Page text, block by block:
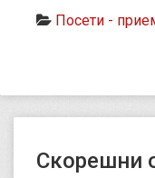
Посети -
Скорешни